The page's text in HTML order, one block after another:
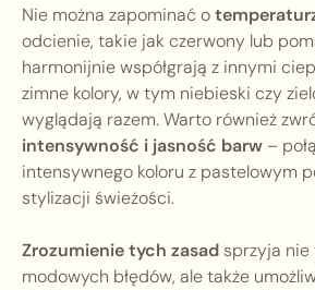
Nie można zapominać o
odcienie, takie jak czerwony lub
harmonijnie współgrają z innymi
zimne kolory, w tym niebieski czy
wyglądają razem. Warto również
intensywność i jasność barw–
intensywnego koloru z pastelowym
stylizacji świeżości.
Zrozumienie tych zasad sprzyja nie
modowych błędów, ale także